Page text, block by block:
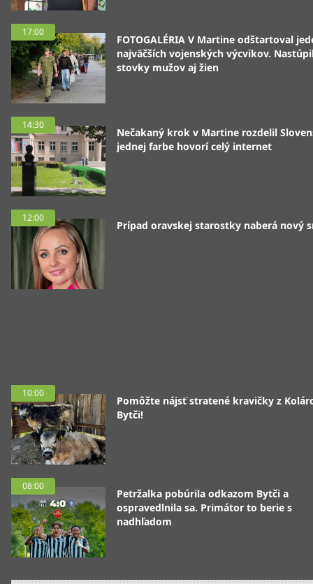
17:00
FOTOGALÉRIA V Martine odštartoval
najväčších vojenských výcvikov.
stovky mužov aj žien
14:30
Nečakaný krok v Martine rozdelil
jednej farbe hovorí celý internet
12:00
Prípad oravskej starostky naberá nový
10:00
Pomôžte nájsť stratené kravičky z
Bytči!
08:00
Petržalka pobúrila odkazom Bytči a
ospravedlnila sa. Primátor to berie s
nadhľadom